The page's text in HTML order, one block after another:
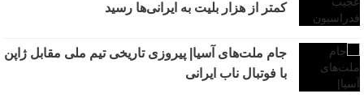
کمتر از هزار بلیت به ایرانی‌ها رسید
جام ملت‌‌های آسیا| پیروزی تاریخی تیم ملی مقابل ژاپن
با فوتبال ناب ایرانی